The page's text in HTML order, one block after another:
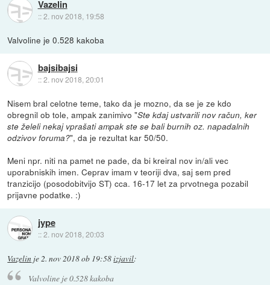
Vazelin
::2. nov 2018, 19:58
Valvoline je 0.528 kakoba
bajsibajsi
::2. nov 2018, 20:01
Nisem bral celotne teme, tako da je mozno, da se je ze kdo
obregnil ob tole, ampak zanimivo "Ste kdaj ustvarili nov račun, ker
ste želeli nekaj vprašati ampak ste se bali burnih oz. napadalnih
odzivov foruma?", da je rezultat kar 50/50.
Meni npr. niti na pamet ne pade, da bi kreiral nov in/ali vec
uporabniskih imen. Ceprav imam v teoriji dva, saj sem pred
tranzicijo (posodobitvijo ST) cca. 16-17 let za prvotnega pozabil
prijavne podatke. :)
jype
::2. nov 2018, 20:03
Vazelin je 2. nov 2018 ob 19:58izjavil:
Valvoline je 0.528 kakoba